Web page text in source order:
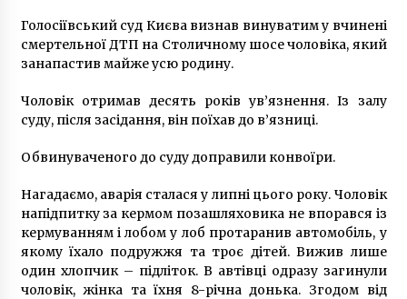
7 років ago
На площі Конституції урочисто підняли
6 років ago
Twenty One Pilots, Bring Me The Horizon,
знімали кліпи в Києві у 2018
8 років ago
У Києві відкрили барельєф Симону Петлюрі
8 років ago
Голосіївський суд Києва визнав винуватим у вчинені
смертельної ДТП на Столичному шосе чоловіка, який
занапастив майже усю родину.
Чоловік отримав десять років ув’язнення. Із залу
суду, після засідання, він поїхав до в’язниці.
Обвинуваченого до суду доправили конвоїри.
Нагадаємо, аварія сталася у липні цього року. Чоловік
напідпитку за кермом позашляховика не впорався із
кермуванням і лобом у лоб протаранив автомобіль, у
якому їхало подружжя та троє дітей. Вижив лише
один хлопчик – підліток. В автівці одразу загинули
чоловік, жінка та їхня 8-річна донька. Згодом від